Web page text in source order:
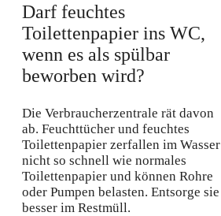
Darf feuchtes
Toilettenpapier ins WC,
wenn es als spülbar
beworben wird?
Die Verbraucherzentrale rät davon
ab. Feuchttücher und feuchtes
Toilettenpapier zerfallen im Wasser
nicht so schnell wie normales
Toilettenpapier und können Rohre
oder Pumpen belasten. Entsorge sie
besser im Restmüll.